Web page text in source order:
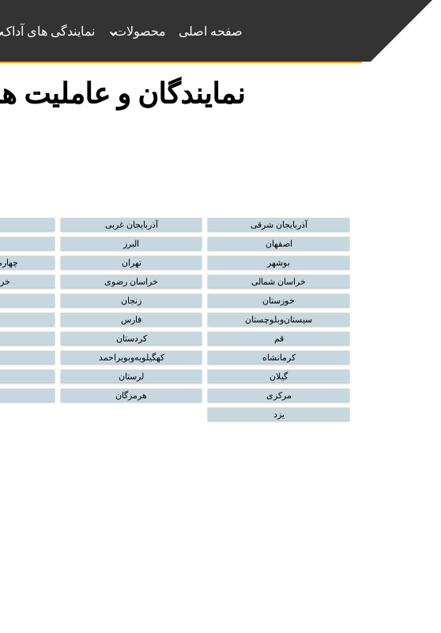
صفحه اصلی محصولات نمایندگی های آداک
نمایندگان و
آذربایجان شرقی آذربایجان غربی
اصفهان
البرز
بوشهر
تهران
خراسان شمالی
خراسان رضوی
خوزستان
زنجان
سیستان‌و‌بلوچستان
فارس
قم
کردستان
کرمانشاه
کهگیلویه‌و‌بویراحمد
گیلان
لرستان
مرکزی
هرمزگان
یزد